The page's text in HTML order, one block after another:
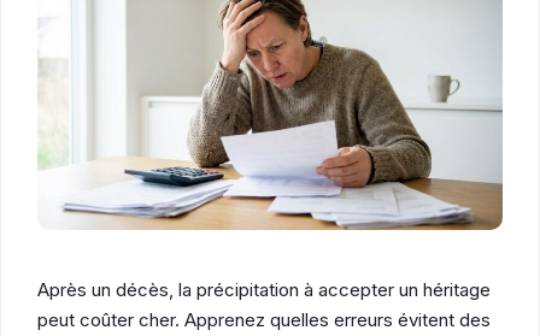
Après un décès, la précipitation à accepter un héritage
peut coûter cher. Apprenez quelles erreurs évitent des